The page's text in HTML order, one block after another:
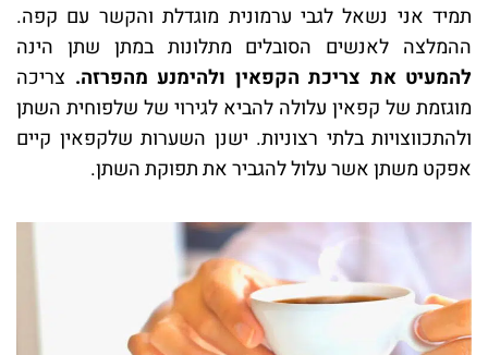
תמיד אני נשאל לגבי ערמונית מוגדלת והקשר עם קפה.
ההמלצה לאנשים הסובלים מתלונות במתן שתן הינה
להמעיט את צריכת הקפאין ולהימנע מהפרזה. צריכה
מוגזמת של קפאין עלולה להביא לגירוי של שלפוחית השתן
ולהתכווצויות בלתי רצוניות. ישנן השערות שלקפאין קיים
אפקט משתן אשר עלול להגביר את תפוקת השתן.